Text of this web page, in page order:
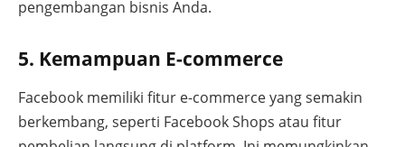
pengembangan bisnis Anda.
5. Kemampuan E-commerce
Facebook memiliki fitur e-commerce yang semakin
berkembang, seperti Facebook Shops atau fitur